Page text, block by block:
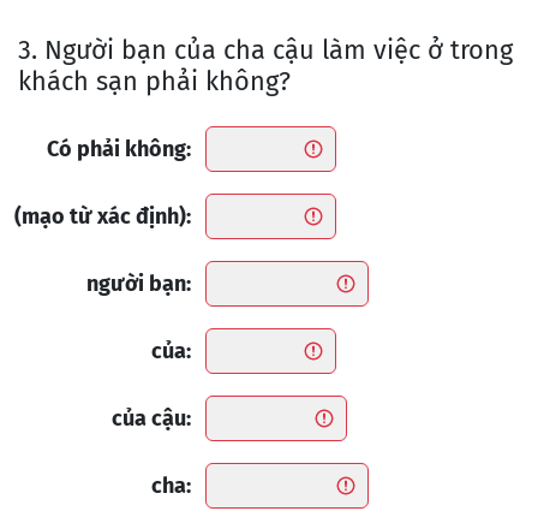
3. Người bạn của cha cậu làm việc ở trong
khách sạn phải không?
Có phải không:
(mạo từ xác định):
người bạn:
của:
của cậu:
cha: